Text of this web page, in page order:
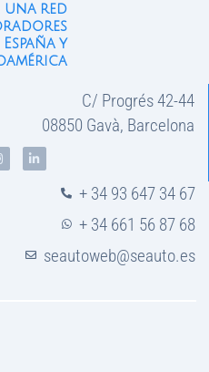
una red
y
C/ Progrés 42-44
08850 Gavà, Barcelona
+ 34 93 647 34 67
+ 34 661 56 87 68
seautoweb@seauto.es